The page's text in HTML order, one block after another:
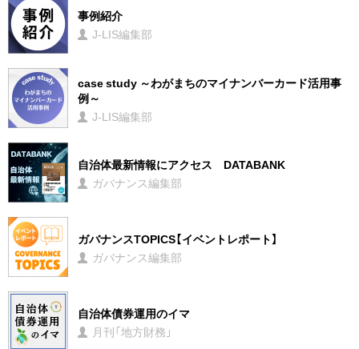
事例紹介
J-LIS編集部
case study ～わがまちのマイナンバーカード活用事
例～
J-LIS編集部
自治体最新情報にアクセス DATABANK
ガバナンス編集部
ガバナンスTOPICS【イベントレポート】
ガバナンス編集部
自治体債券運用のイマ
月刊「地方財務」